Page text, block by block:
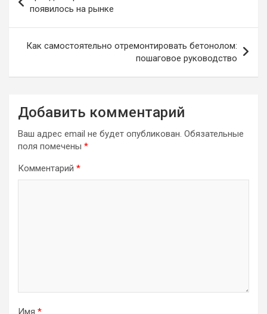
по
записям
появилось на рынке
Как самостоятельно отремонтировать бетонолом:
пошаговое руководство
Добавить комментарий
Ваш адрес email не будет опубликован. Обязательные
поля помечены *
Комментарий *
Имя *